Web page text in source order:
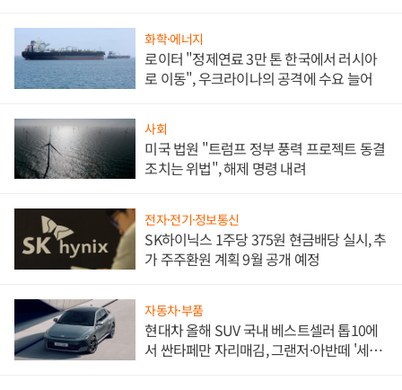
화학·에너지
로이터 "정제연료 3만 톤 한국에서 러시아
로 이동", 우크라이나의 공격에 수요 늘어
사회
미국 법원 "트럼프 정부 풍력 프로젝트 동결
조치는 위법", 해제 명령 내려
전자·전기·정보통신
SK하이닉스 1주당 375원 현금배당 실시, 추
가 주주환원 계획 9월 공개 예정
자동차·부품
현대차 올해 SUV 국내 베스트셀러 톱10에
서 싼타페만 자리매김, 그랜저·아반떼 '세단